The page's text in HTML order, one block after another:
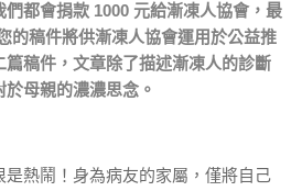
都會捐款 1000 元給漸凍人協會，最
的稿件將供漸凍人協會運用於公益推
篇稿件，文章除了描述漸凍人的診斷
母親的濃濃思念。
是熱鬧！身為病友的家屬，僅將自己